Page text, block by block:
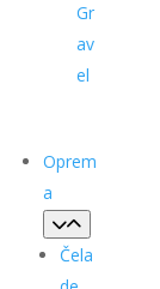
Gr
av
el
Oprem
a
Čela